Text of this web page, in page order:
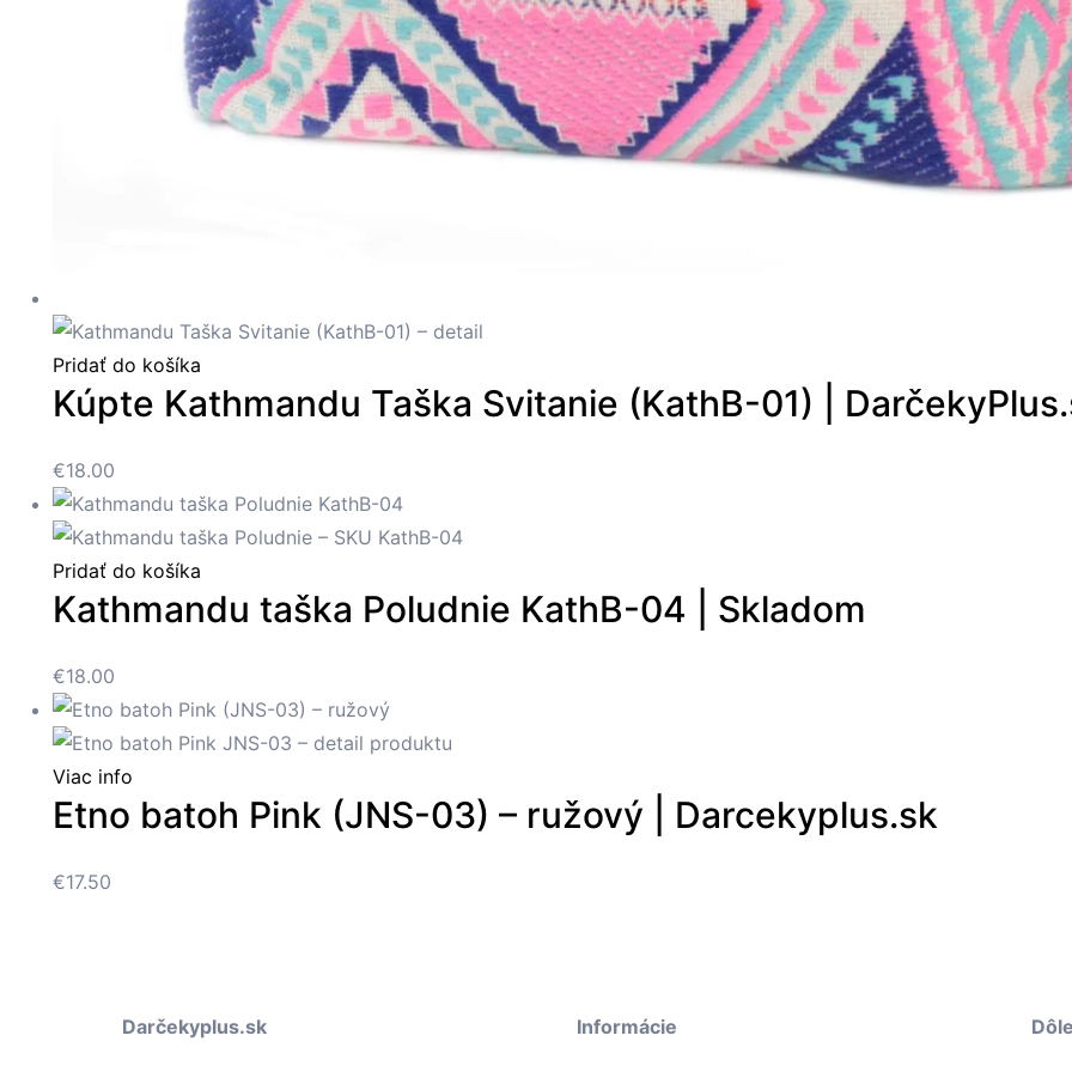
Pridať do košíka
Kúpte Kathmandu Taška Svitanie (KathB-01) |
€18.00
Pridať do košíka
Kathmandu taška Poludnie KathB-04 | Skladom
€18.00
Viac info
Etno batoh Pink (JNS-03) – ružový | Darcekyplus.sk
€17.50
Darčekyplus.sk Informácie